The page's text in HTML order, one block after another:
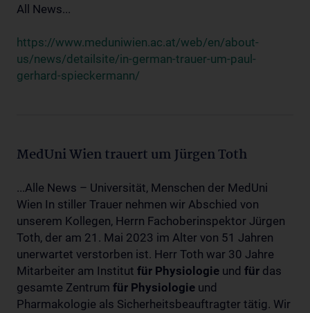
All News...
https://www.meduniwien.ac.at/web/en/about-
us/news/detailsite/in-german-trauer-um-paul-
gerhard-spieckermann/
MedUni Wien trauert um Jürgen Toth
...Alle News – Universität, Menschen der MedUni
Wien In stiller Trauer nehmen wir Abschied von
unserem Kollegen, Herrn Fachoberinspektor Jürgen
Toth, der am 21. Mai 2023 im Alter von 51 Jahren
unerwartet verstorben ist. Herr Toth war 30 Jahre
Mitarbeiter am Institut für Physiologie und für das
gesamte Zentrum für Physiologie und
Pharmakologie als Sicherheitsbeauftragter tätig. Wir